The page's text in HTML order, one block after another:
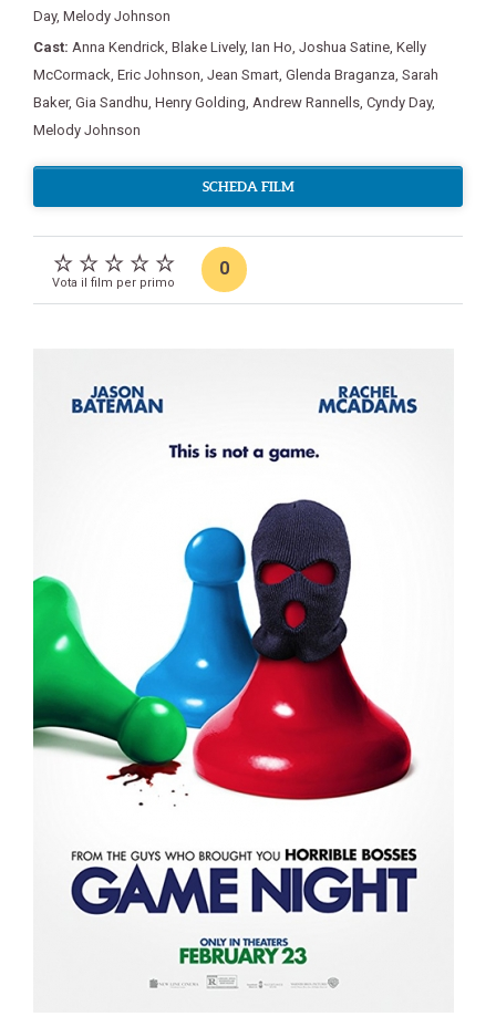
Day, Melody Johnson
Cast: Anna Kendrick Blake Lively, Ian Ho Joshua Satine Kelly
McCormack Eric Johnson Jean Smart Glenda Braganza Sarah
Baker, Gia Sandhu Henry Golding Andrew Rannells Cyndy Day,
Melody Johnson
SCHEDA FILM
Vota il film per primo
0